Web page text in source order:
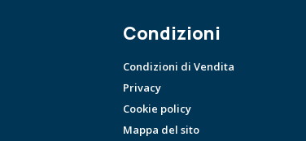
Condizioni
Condizioni di Vendita
Privacy
Cookie policy
Mappa del sito